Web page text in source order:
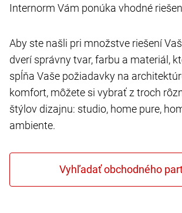
Internorm Vám ponúka vhodné
Aby ste našli pri množstve riešení
dverí správny tvar, farbu a materiál,
spĺňa Vaše požiadavky na
komfort, môžete si vybrať z troch
štýlov dizajnu: studio, home pure,
ambiente.